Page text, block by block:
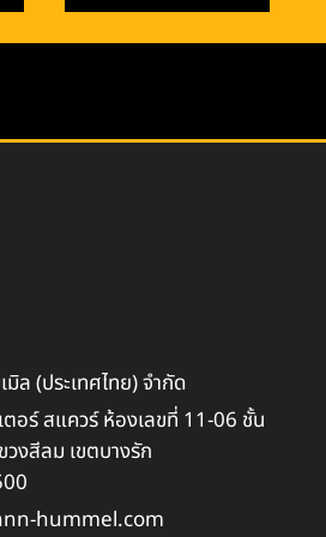
ล (ประเทศไทย) จำกัด
ตอร์ สแควร์ ห้องเลขที่ 11-06 ชั้น
งสีลม เขตบางรัก
hummel.com